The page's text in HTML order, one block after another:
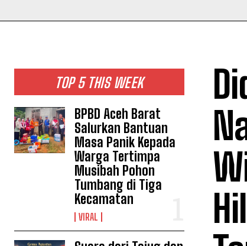
TOP 5 THIS WEEK
BPBD Aceh Barat
Salurkan Bantuan
Masa Panik Kepada
Warga Tertimpa
Musibah Pohon
Tumbang di Tiga
Kecamatan
VIRAL